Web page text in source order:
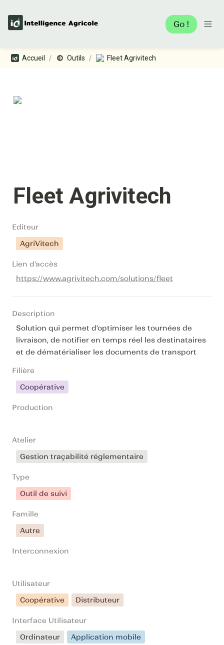
Go !
Accueil / Outils / Fleet Agrivitech
Fleet Agrivitech
Editeur
AgriVitech
Lien d'accès
https://www.agrivitech.com/solutions/fleet
Description
Solution qui permet d’optimiser les tournées de
livraison, de notifier en temps réel les destinataires
et de dématérialiser les documents de transport
Filière
Coopérative
Production
Atelier
Gestion traçabilité réglementaire
Type
Outil de suivi
Famille
Autre
Interconnexion
Utilisateur
Coopérative
Distributeur
Interface Utilisateur
Ordinateur
Application mobile